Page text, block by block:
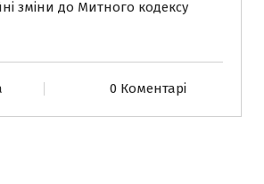
зміни до Митного кодексу
далі
0 Коментарі